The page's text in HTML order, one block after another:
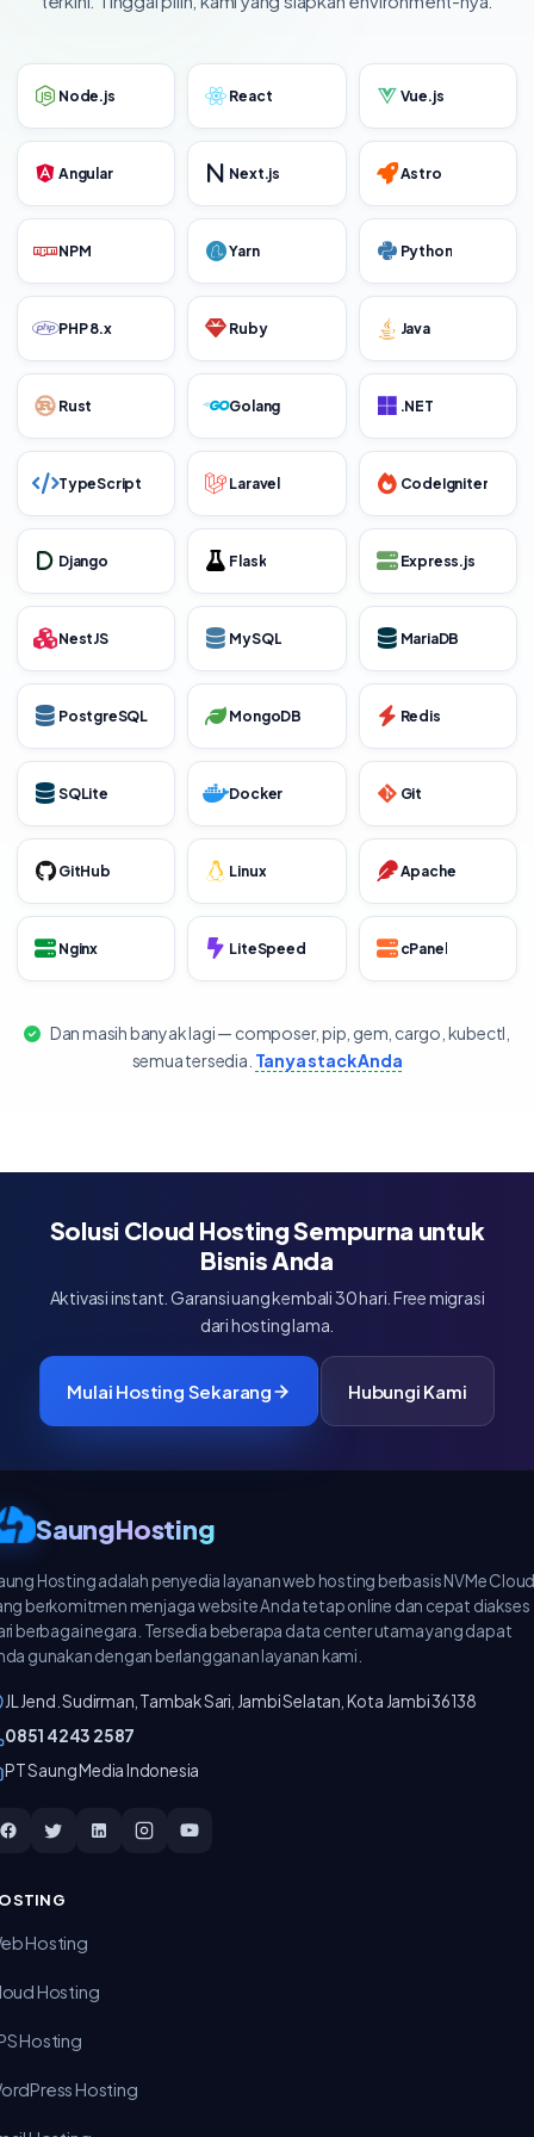
Node.js React Vue.js
Angular Next.js Astro
NPM Yarn Python
PHP 8.x Ruby Java
Rust Golang .NET
TypeScript Laravel CodeIgniter
Django Flask Express.js
NestJS MySQL MariaDB
PostgreSQL MongoDB Redis
SQLite Docker Git
GitHub Linux Apache
Nginx LiteSpeed cPanel
Dan masih banyak lagi — composer, pip, gem, cargo, kubectl,
semua tersedia. Tanya stack Anda
Solusi Cloud Hosting Sempurna untuk
Bisnis Anda
Aktivasi instant. Garansi uang kembali 30 hari. Free migrasi
dari hosting lama.
Mulai Hosting Sekarang Hubungi Kami
SaungHosting
Hosting adalah penyedia layanan web hosting berbasis NVMe
berkomitmen menjaga website Anda tetap online dan cepat diakses
berbagai negara. Tersedia beberapa data center utama yang dapat
gunakan dengan berlangganan layanan kami.
JL Jend. Sudirman, Tambak Sari, Jambi Selatan, Kota Jambi 36138
‪0851 4243 2587‬
PT Saung Media Indonesia
Hosting
Hosting
Hosting
Hosting